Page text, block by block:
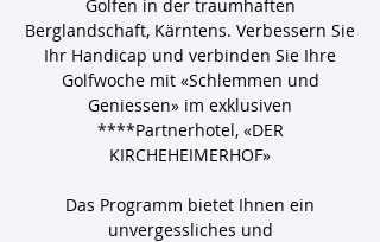
Golfen in der traumhaften
Berglandschaft, Kärntens. Verbessern Sie
Ihr Handicap und verbinden Sie Ihre
Golfwoche mit «Schlemmen und
Geniessen» im exklusiven
****Partnerhotel, «DER
KIRCHEHEIMERHOF»
Das Programm bietet Ihnen ein
unvergessliches und